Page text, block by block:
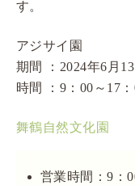
す。
アジサイ園
期間 ：2024年6月
時間 ：9：00～17
舞鶴自然文化園
営業時間：9：